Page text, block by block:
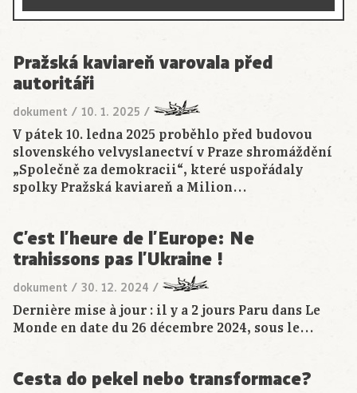
Pražská kaviareň varovala před
autoritáři
dokument / 10. 1. 2025 /
V pátek 10. ledna 2025 proběhlo před budovou
slovenského velvyslanectví v Praze shromáždění
„Společně za demokracii“, které uspořádaly
spolky Pražská kaviareň a Milion…
C’est l’heure de l’Europe: Ne
trahissons pas l’Ukraine !
dokument / 30. 12. 2024 /
Dernière mise à jour : il y a 2 jours Paru dans Le
Monde en date du 26 décembre 2024, sous le…
Cesta do pekel nebo transformace?